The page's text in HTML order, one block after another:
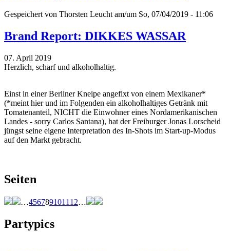
Gespeichert von Thorsten Leucht am/um So, 07/04/2019 - 11:06
Brand Report: DIKKES WASSAR
07. April 2019
Herzlich, scharf und alkoholhaltig.
Einst in einer Berliner Kneipe angefixt von einem Mexikaner*
(*meint hier und im Folgenden ein alkoholhaltiges Getränk mit
Tomatenanteil, NICHT die Einwohner eines Nordamerikanischen
Landes - sorry Carlos Santana), hat der Freiburger Jonas Lorscheid
jüngst seine eigene Interpretation des In-Shots im Start-up-Modus
auf den Markt gebracht.
Seiten
…4567891011 12…
Partypics